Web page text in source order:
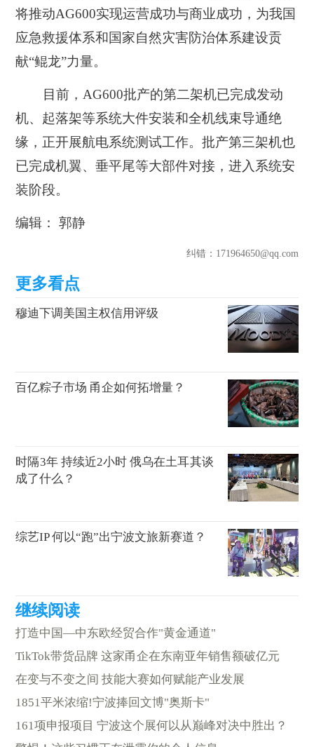
将推动AG600实现运营成功与商业成功，为我国
应急救援体系和国家自然灾害防治体系建设贡
献“鲲龙”力量。
目前，AG600批产的第二架机已完成发动
机、起落架等系统大件安装和全机线束导通绝
缘，正开展航电系统测试工作。批产第三架机也
已完成机翼、垂平尾等大部件对接，进入系统安
装阶段。
编辑： 郭静
纠错：171964650@qq.com
穆迪下调美国主权信用评级
百亿粽子市场 甬企如何拓增量？
时隔3年 持续近2小时 俄乌在土耳其谈
成了什么？
综艺IP 何以“跑”出宁波文旅新赛道？
打造中国—中东欧经贸合作"黄金通道"
TikTok带货品牌 这家甬企在东南亚年销售额破亿元
在变与不变之间 技能大赛如何赋能产业发展
1851平米浓缩!宁波捧回文博"奥斯卡"
161项申报项目 宁波这个展何以从巅峰对决中胜出？